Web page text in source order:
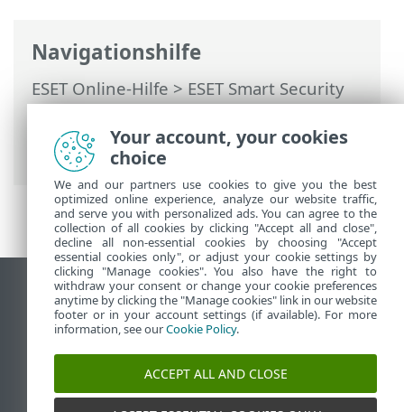
Navigationshilfe
ESET Online-Hilfe>ESET Smart Security
Premium>Erweiterte Einstellungen>
Schutzfunktionen>Gerätesteuerung>
Regel-Editor für die Medienkontrolle
Desktop-Site anzeigen
End of Life
ESET Knowledgebase
ESET-Forum
ESET Status Portal
Your account, your cookies
choice
We and our partners use cookies to give you the best
optimized online experience, analyze our website traffic,
and serve you with personalized ads. You can agree to the
collection of all cookies by clicking "Accept all and close",
decline all non-essential cookies by choosing "Accept
essential cookies only", or adjust your cookie settings by
clicking "Manage cookies". You also have the right to
withdraw your consent or change your cookie preferences
anytime by clicking the "Manage cookies" link in our website
footer or in your account settings (if available). For more
information, see ourCookie Policy.
ACCEPT ALL AND CLOSE